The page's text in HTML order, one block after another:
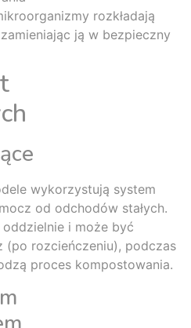
rozkładają
ją w bezpieczny
wykorzystują system
od odchodów stałych.
i może być
rozcieńczeniu), podczas
proces kompostowania.